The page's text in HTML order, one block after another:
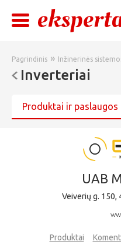
Pagrindinis » Inžinerinės
Inverteriai
Produktai ir paslaugos
UAB
Veiverių g. 150,
Produktai